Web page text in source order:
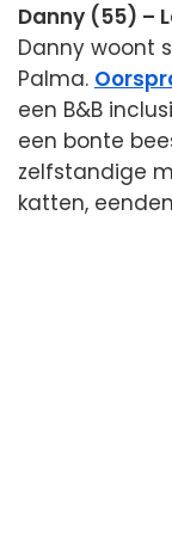
Danny (55) –
Danny woont
Palma.
een B&B
een bonte
zelfstandige
katten,